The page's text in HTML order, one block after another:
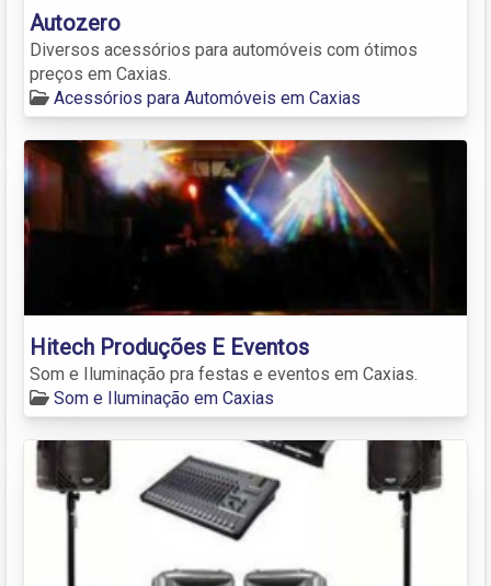
Autozero
Diversos acessórios para automóveis com ótimos
preços em Caxias.
Acessórios para Automóveis em Caxias
Hitech Produções E Eventos
Som e Iluminação pra festas e eventos em Caxias.
Som e Iluminação em Caxias